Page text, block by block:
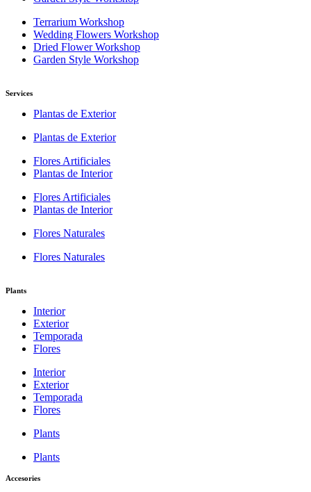
Terrarium Workshop
Wedding Flowers Workshop
Dried Flower Workshop
Garden Style Workshop
Services
Plantas de Exterior
Plantas de Exterior
Flores Artificiales
Plantas de Interior
Flores Artificiales
Plantas de Interior
Flores Naturales
Flores Naturales
Plants
Interior
Exterior
Temporada
Flores
Interior
Exterior
Temporada
Flores
Plants
Plants
Accesories